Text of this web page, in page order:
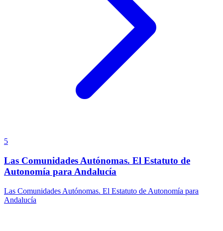
5
Las Comunidades Autónomas. El Estatuto de
Autonomía para Andalucía
Las Comunidades Autónomas. El Estatuto de Autonomía para
Andalucía